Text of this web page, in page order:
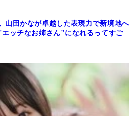
山田かなが卓越した表現力で新境地へ
エッチなお姉さん"になれるってすご